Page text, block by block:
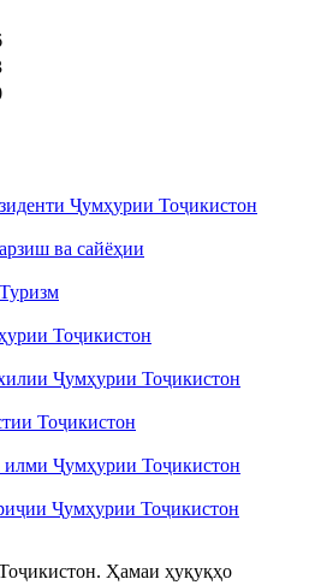
Ҷумҳурии Тоҷикистон
ва сайёҳии
Тоҷикистон
Ҷумҳурии Тоҷикистон
Тоҷикистон
илми Ҷумҳурии Тоҷикистон
Ҷумҳурии Тоҷикистон
Ҳамаи ҳуқуқҳо